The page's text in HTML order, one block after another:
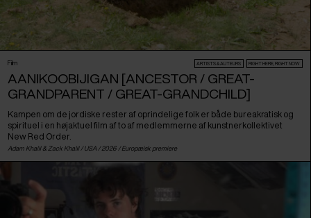
Film ARTISTS & AUTEURS RIGHT HERE, RIGHT NOW
AANIKOOBIJIGAN [ANCESTOR / GREAT-
GRANDPARENT / GREAT-GRANDCHILD]
Kampen om de jordiske rester af oprindelige folk er både bureakratisk og
spirituel i en højaktuel film af to af medlemmerne af kunstnerkollektivet
New Red Order.
Adam Khalil & Zack Khalil / USA / 2026 / Europæisk premiere